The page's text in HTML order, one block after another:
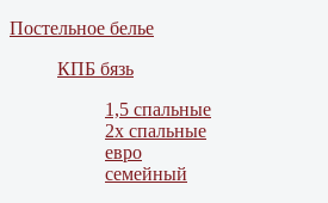
Постельное белье
КПБ бязь
1,5 спальные
2х спальные
евро
семейный